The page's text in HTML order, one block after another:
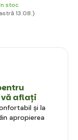
stoc
13.08.)
aflați
și la
apropierea